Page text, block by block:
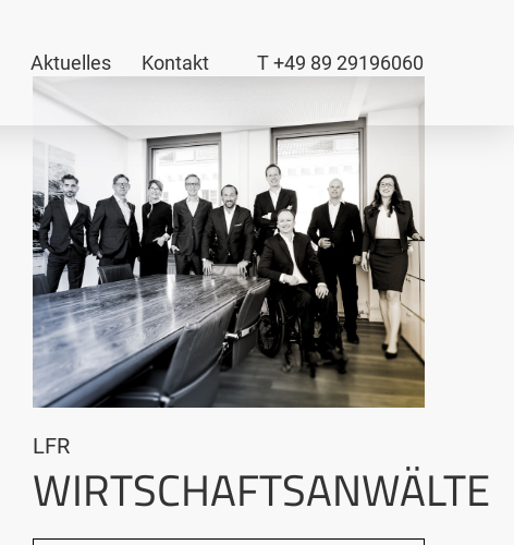
Aktuelles Kontakt T +49 89 29196060
LFR
WIRTSCHAFTSANWÄLTE